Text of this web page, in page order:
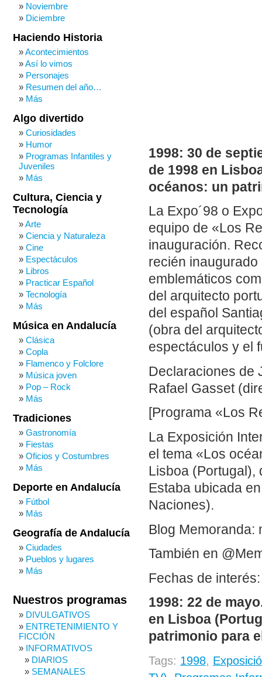
1998: 30 de
de 1998 en
océanos: un
La Expo´98 o
equipo de «Los
inauguración.
recién
emblemáticos
del arquitecto
del español
(obra del
espectáculos y el
Declaraciones de
Rafael Gasset
[Programa «Los
La Exposición
el tema «Los
Lisboa (Portugal),
Estaba ubicada
Naciones).
Blog Memoranda:
También en
Fechas de interés:
1998: 22 de
en Lisboa
patrimonio para
Tags: 1998,
Noviembre
Diciembre
Haciendo Historia
Acontecimientos
Así lo vimos
Personajes
Resumen del año…
Más
Algo divertido
Curiosidades
Humor
Programas Infantiles y
Juveniles
Más
Cultura, Ciencia y
Tecnología
Arte
Ciencia y Naturaleza
Cine
Espectáculos
Libros
Practicar Español
Tecnología
Más
Música en Andalucía
Clásica
Copla
Flamenco y Folclore
Música joven
Pop – Rock
Más
Tradiciones
Gastronomía
Fiestas
Oficios y Costumbres
Más
Deporte en Andalucía
Fútbol
Más
Geografía de Andalucía
Ciudades
Pueblos y lugares
Más
Nuestros programas
DIVULGATIVOS
ENTRETENIMIENTO Y
FICCIÓN
INFORMATIVOS
DIARIOS
SEMANALES